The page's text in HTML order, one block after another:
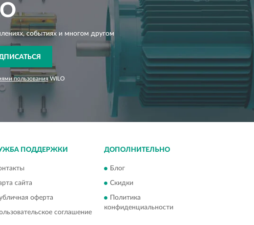
событиях и многом другом
пользованияWILO
ПОДДЕРЖКИ
сайта
оферта
соглашение
ДОПОЛНИТЕЛЬНО
Блог
Скидки
Политика
конфиденциальности